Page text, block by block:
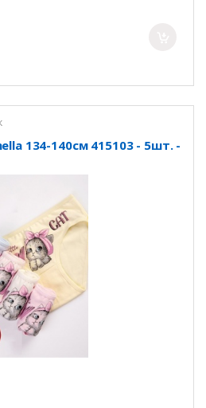
134-140см 415103 - 5шт. -